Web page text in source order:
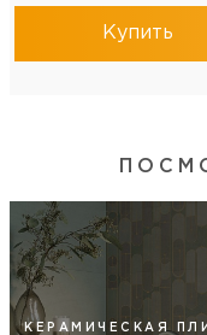
Купить
КЕРАМИЧЕСКАЯ